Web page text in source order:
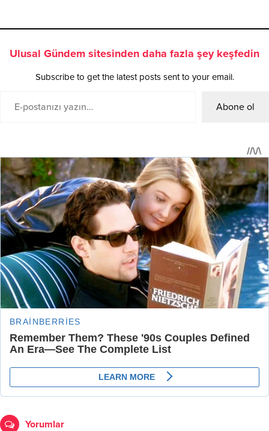
Ulusal Gündem sitesinden daha fazla şey keşfedin
Subscribe to get the latest posts sent to your email.
Abone ol
Yorumlar